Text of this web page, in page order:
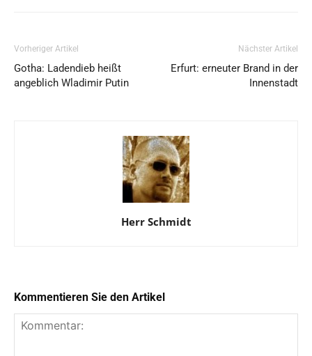
Vorheriger Artikel
Gotha: Ladendieb heißt
angeblich Wladimir Putin
Nächster Artikel
Erfurt: erneuter Brand in der
Innenstadt
Herr Schmidt
Kommentieren Sie den Artikel